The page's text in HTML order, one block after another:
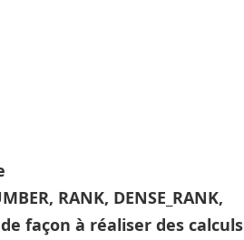
RANK, DENSE_RANK,
de façon à réaliser des calculs